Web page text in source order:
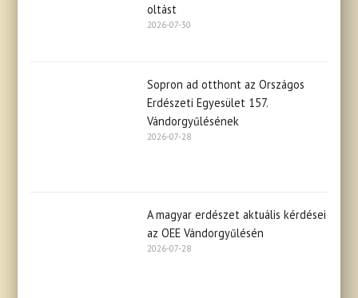
oltást
2026-07-30
Sopron ad otthont az Országos
Erdészeti Egyesület 157.
Vándorgyűlésének
2026-07-28
A magyar erdészet aktuális kérdései
az OEE Vándorgyűlésén
2026-07-28